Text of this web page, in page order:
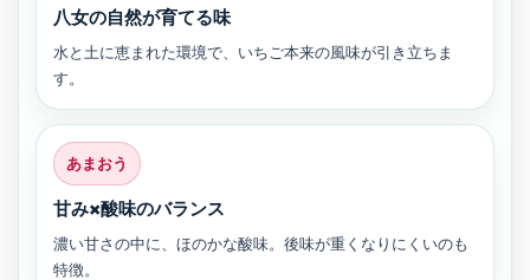
八女の自然が育てる味
水と土に恵まれた環境で、いちご本来の風味が引き立ちま
す。
あまおう
甘み×酸味のバランス
濃い甘さの中に、ほのかな酸味。後味が重くなりにくいのも
特徴。